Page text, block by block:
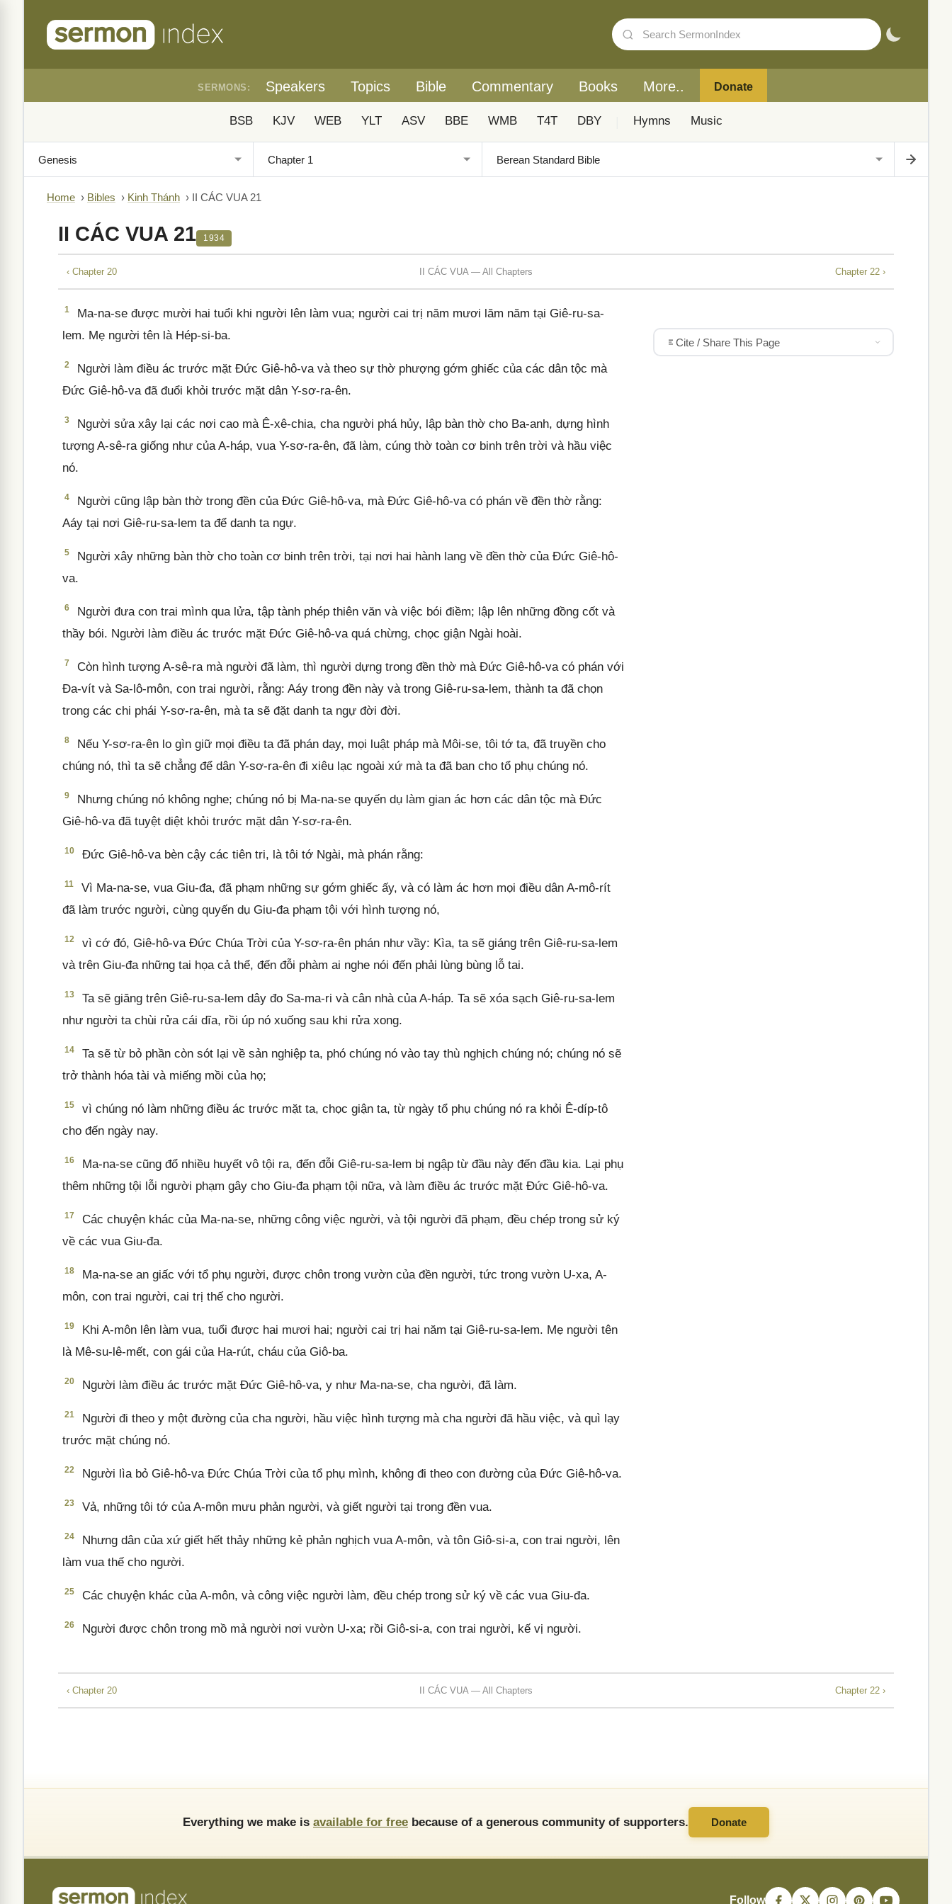
SERMONS: Speakers Topics Bible Commentary Books More.. Donate
BSB KJV WEB YLT ASV BBE WMB T4T DBY Hymns Music
Home › Bibles › Kinh Thánh › II CÁC VUA 21
II CÁC VUA 21 1934
‹ Chapter 20 II CÁC VUA — All Chapters Chapter 22 ›
1
Ma-na-se được mười hai tuổi khi người lên làm vua; người cai trị năm mươi lăm năm tại Giê-ru-sa-
lem. Mẹ người tên là Hép-si-ba.
2
Người làm điều ác trước mặt Đức Giê-hô-va và theo sự thờ phượng gớm ghiếc của các dân tộc mà
Đức Giê-hô-va đã đuổi khỏi trước mặt dân Y-sơ-ra-ên.
3
Người sửa xây lại các nơi cao mà Ê-xê-chia, cha người phá hủy, lập bàn thờ cho Ba-anh, dựng hình
tượng A-sê-ra giống như của A-háp, vua Y-sơ-ra-ên, đã làm, cúng thờ toàn cơ binh trên trời và hầu việc
nó.
4
Người cũng lập bàn thờ trong đền của Đức Giê-hô-va, mà Đức Giê-hô-va có phán về đền thờ rằng:
Aáy tại nơi Giê-ru-sa-lem ta để danh ta ngự.
5
Người xây những bàn thờ cho toàn cơ binh trên trời, tại nơi hai hành lang về đền thờ của Đức Giê-hô-
va.
6
Người đưa con trai mình qua lửa, tập tành phép thiên văn và việc bói điềm; lập lên những đồng cốt và
thầy bói. Người làm điều ác trước mặt Đức Giê-hô-va quá chừng, chọc giận Ngài hoài.
7
Còn hình tượng A-sê-ra mà người đã làm, thì người dựng trong đền thờ mà Đức Giê-hô-va có phán với
Đa-vít và Sa-lô-môn, con trai người, rằng: Aáy trong đền này và trong Giê-ru-sa-lem, thành ta đã chọn
trong các chi phái Y-sơ-ra-ên, mà ta sẽ đặt danh ta ngự đời đời.
8
Nếu Y-sơ-ra-ên lo gìn giữ mọi điều ta đã phán dạy, mọi luật pháp mà Môi-se, tôi tớ ta, đã truyền cho
chúng nó, thì ta sẽ chẳng để dân Y-sơ-ra-ên đi xiêu lạc ngoài xứ mà ta đã ban cho tổ phụ chúng nó.
9
Nhưng chúng nó không nghe; chúng nó bị Ma-na-se quyến dụ làm gian ác hơn các dân tộc mà Đức
Giê-hô-va đã tuyệt diệt khỏi trước mặt dân Y-sơ-ra-ên.
10 Đức Giê-hô-va bèn cậy các tiên tri, là tôi tớ Ngài, mà phán rằng:
11
Vì Ma-na-se, vua Giu-đa, đã phạm những sự gớm ghiếc ấy, và có làm ác hơn mọi điều dân A-mô-rít
đã làm trước người, cùng quyến dụ Giu-đa phạm tội với hình tượng nó,
12
vì cớ đó, Giê-hô-va Đức Chúa Trời của Y-sơ-ra-ên phán như vầy: Kìa, ta sẽ giáng trên Giê-ru-sa-lem
và trên Giu-đa những tai họa cả thể, đến đỗi phàm ai nghe nói đến phải lùng bùng lỗ tai.
13
Ta sẽ giăng trên Giê-ru-sa-lem dây đo Sa-ma-ri và cân nhà của A-háp. Ta sẽ xóa sạch Giê-ru-sa-lem
như người ta chùi rửa cái dĩa, rồi úp nó xuống sau khi rửa xong.
14
Ta sẽ từ bỏ phần còn sót lại về sản nghiệp ta, phó chúng nó vào tay thù nghịch chúng nó; chúng nó sẽ
trở thành hóa tài và miếng mồi của họ;
15
vì chúng nó làm những điều ác trước mặt ta, chọc giận ta, từ ngày tổ phụ chúng nó ra khỏi Ê-díp-tô
cho đến ngày nay.
16
Ma-na-se cũng đổ nhiều huyết vô tội ra, đến đỗi Giê-ru-sa-lem bị ngập từ đầu này đến đầu kia. Lại phụ
thêm những tội lỗi người phạm gây cho Giu-đa phạm tội nữa, và làm điều ác trước mặt Đức Giê-hô-va.
17
Các chuyện khác của Ma-na-se, những công việc người, và tội người đã phạm, đều chép trong sử ký
về các vua Giu-đa.
18
Ma-na-se an giấc với tổ phụ người, được chôn trong vườn của đền người, tức trong vườn U-xa, A-
môn, con trai người, cai trị thế cho người.
19
Khi A-môn lên làm vua, tuổi được hai mươi hai; người cai trị hai năm tại Giê-ru-sa-lem. Mẹ người tên
là Mê-su-lê-mết, con gái của Ha-rút, cháu của Giô-ba.
20 Người làm điều ác trước mặt Đức Giê-hô-va, y như Ma-na-se, cha người, đã làm.
21
Người đi theo y một đường của cha người, hầu việc hình tượng mà cha người đã hầu việc, và quì lạy
trước mặt chúng nó.
22 Người lìa bỏ Giê-hô-va Đức Chúa Trời của tổ phụ mình, không đi theo con đường của Đức Giê-hô-va.
23 Vả, những tôi tớ của A-môn mưu phản người, và giết người tại trong đền vua.
24
Nhưng dân của xứ giết hết thảy những kẻ phản nghịch vua A-môn, và tôn Giô-si-a, con trai người, lên
làm vua thế cho người.
25 Các chuyện khác của A-môn, và công việc người làm, đều chép trong sử ký về các vua Giu-đa.
26 Người được chôn trong mồ mả người nơi vườn U-xa; rồi Giô-si-a, con trai người, kế vị người.
Cite / Share This Page
‹ Chapter 20 II CÁC VUA — All Chapters Chapter 22 ›
Everything we make is available for free because of a generous community of supporters. Donate
Follow